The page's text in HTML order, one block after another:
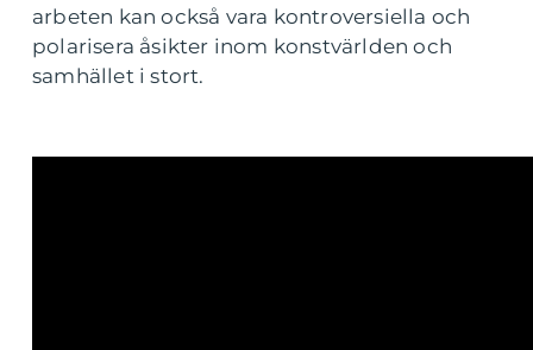
arbeten kan också vara kontroversiella och
polarisera åsikter inom konstvärlden och
samhället i stort.